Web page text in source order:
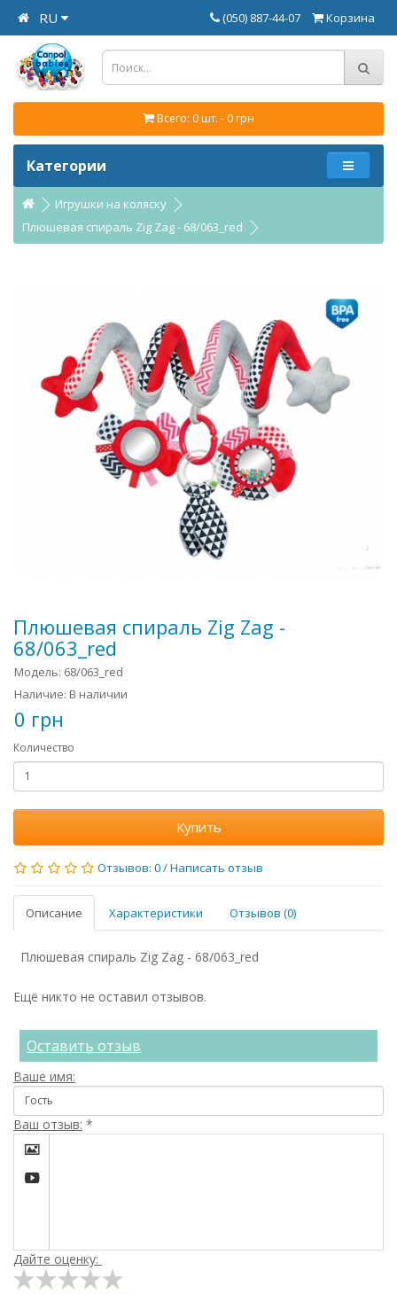
RU Корзина
(050) 887-44-07
Всего: 0 шт. - 0 грн
Категории
Игрушки на коляску
Плюшевая спираль Zig Zag - 68/063_red
Плюшевая спираль Zig Zag -
68/063_red
Модель: 68/063_red
Наличие: В наличии
0 грн
Количество
Купить
Отзывов: 0/Написать отзыв
Описание Характеристики Отзывов (0)
Плюшевая спираль Zig Zag - 68/063_red
Ещё никто не оставил отзывов.
Оставить отзыв
Ваше имя:
Ваш отзыв: *


Дайте оценку: